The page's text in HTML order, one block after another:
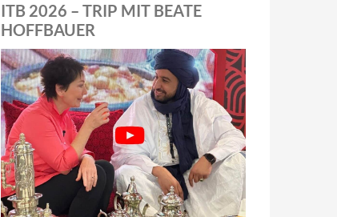
ITB 2026 – TRIP MIT BEATE
HOFFBAUER